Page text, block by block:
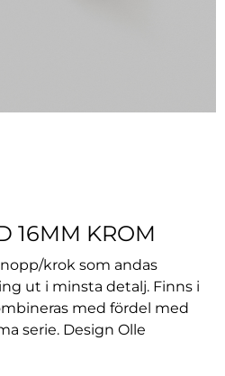
16MM KROM
krok som andas
ut i minsta detalj. Finns i
med fördel med
serie. Design Olle